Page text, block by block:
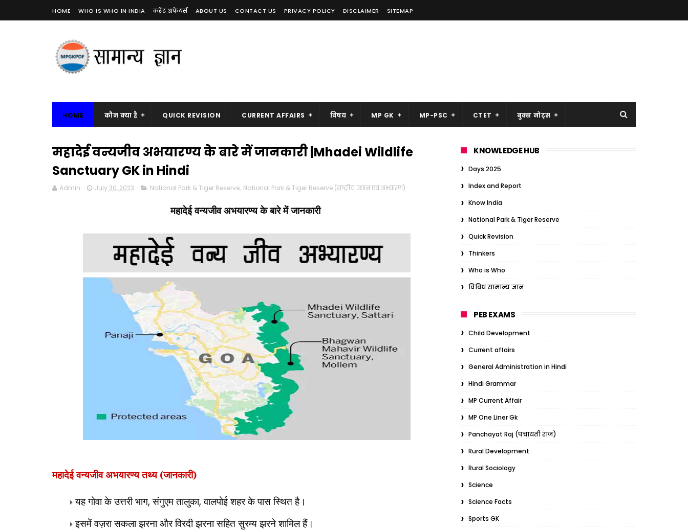
HOME WHO IS WHO IN INDIA करेंट अफेयर्स ABOUT US CONTACT US PRIVACY POLICY DISCLAIMER SITEMAP
HOME कौन क्या है QUICK REVISION CURRENT AFFAIRS विषय MP GK MP-PSC CTET बुक्स नोट्स
महादेई वन्यजीव अभयारण्य के बारे में जानकारी |Mhadei Wildlife
Sanctuary GK in Hindi
Admin July 30, 2023 National Park & Tiger Reserve, National Park & Tiger Reserve (राष्ट्रीय उद्यान एवं अभ्यारण)
महादेई वन्यजीव अभयारण्य के बारे में जानकारी
महादेई वन्यजीव अभयारण्य तथ्य (जानकारी)
यह गोवा के उत्तरी भाग,संगुएम तालुका,वालपोई शहर के पास स्थित है।
इसमें वज़रा सकला झरना और विरदी झरना सहित सुरम्य झरने शामिल हैं।
KNOWLEDGE HUB
Days 2025
Index and Report
Know India
National Park & Tiger Reserve
Quick Revision
Thinkers
Who is Who
विविध सामान्य ज्ञान
PEB EXAMS
Child Development
Current affairs
General Administration in Hindi
Hindi Grammar
MP Current Affair
MP One Liner Gk
Panchayat Raj (पंचायती राज)
Rural Development
Rural Sociology
Science
Science Facts
Sports GK